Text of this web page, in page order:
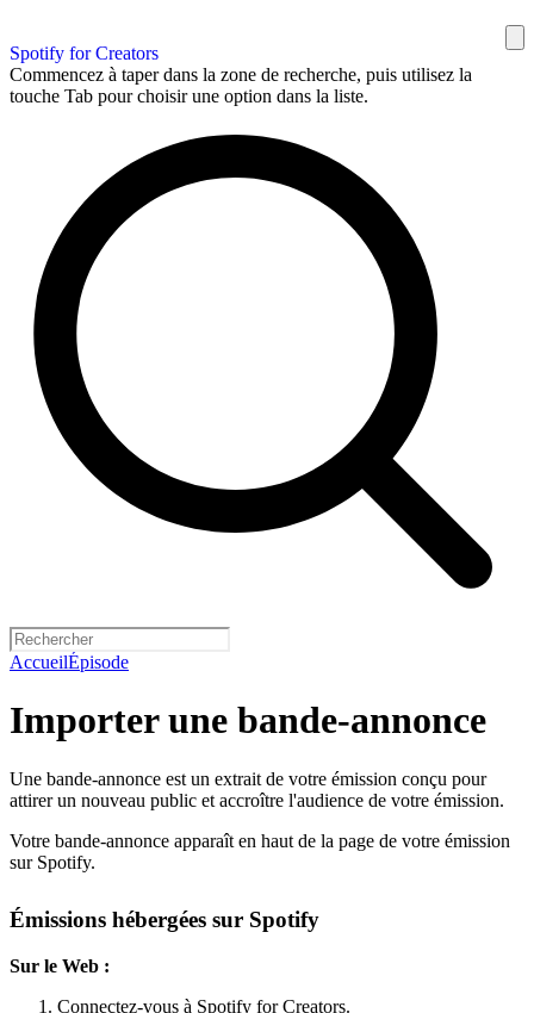
Spotify for Creators
Commencez à taper dans la zone de recherche, puis utilisez la
touche Tab pour choisir une option dans la liste.
AccueilÉpisode
Importer une bande-annonce
Une bande-annonce est un extrait de votre émission conçu pour
attirer un nouveau public et accroître l'audience de votre émission.
Votre bande-annonce apparaît en haut de la page de votre émission
sur Spotify.
Émissions hébergées sur Spotify
Sur le Web :
Connectez-vous à Spotify for Creators.